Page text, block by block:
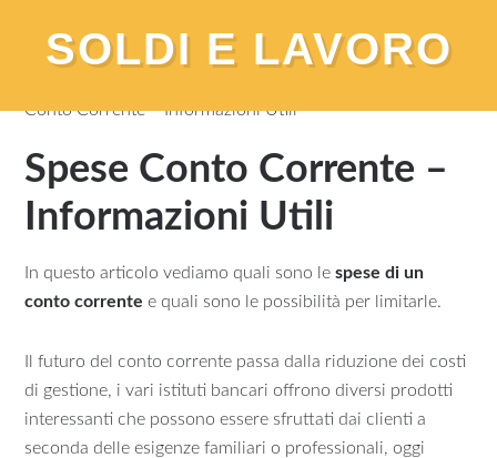
SOLDI E LAVORO
Conto Corrente – Informazioni Utili
Spese Conto Corrente –
Informazioni Utili
In questo articolo vediamo quali sono lespese di un
conto corrente e quali sono le possibilità per limitarle.
Il futuro del conto corrente passa dalla riduzione dei costi
di gestione, i vari istituti bancari offrono diversi prodotti
interessanti che possono essere sfruttati dai clienti a
seconda delle esigenze familiari o professionali, oggi